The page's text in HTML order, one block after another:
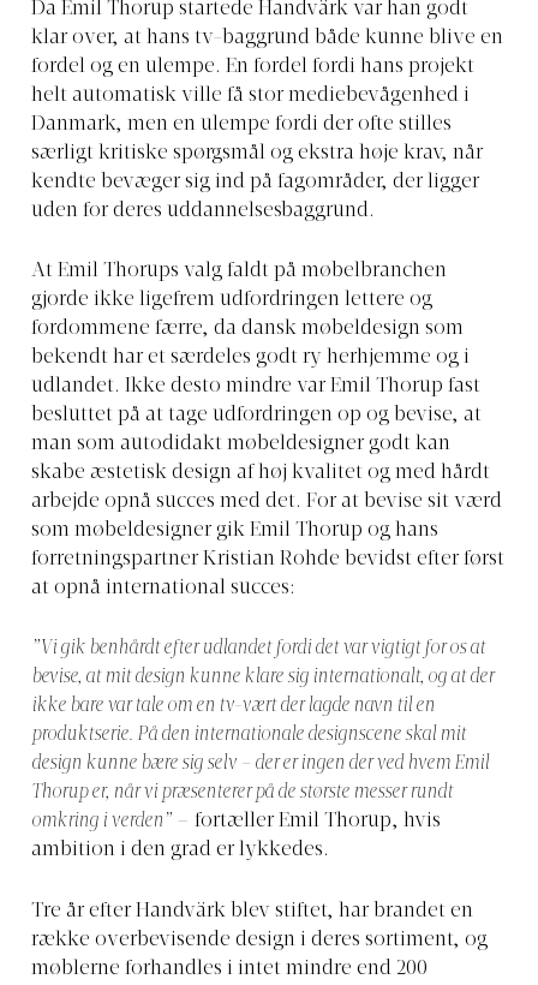
Da Emil Thorup startede Handvärk var han godt
klar over, at hans tv-baggrund både kunne blive en
fordel og en ulempe. En fordel fordi hans projekt
helt automatisk ville få stor mediebevågenhed i
Danmark, men en ulempe fordi der ofte stilles
særligt kritiske spørgsmål og ekstra høje krav, når
kendte bevæger sig ind på fagområder, der ligger
uden for deres uddannelsesbaggrund.
At Emil Thorups valg faldt på møbelbranchen
gjorde ikke ligefrem udfordringen lettere og
fordommene færre, da dansk møbeldesign som
bekendt har et særdeles godt ry herhjemme og i
udlandet. Ikke desto mindre var Emil Thorup fast
besluttet på at tage udfordringen op og bevise, at
man som autodidakt møbeldesigner godt kan
skabe æstetisk design af høj kvalitet og med hårdt
arbejde opnå succes med det. For at bevise sit værd
som møbeldesigner gik Emil Thorup og hans
forretningspartner Kristian Rohde bevidst efter først
at opnå international succes:
”Vi gik benhårdt efter udlandet fordi det var vigtigt for os at
bevise, at mit design kunne klare sig internationalt, og at der
ikke bare var tale om en tv-vært der lagde navn til en
produktserie. På den internationale designscene skal mit
design kunne bære sig selv – der er ingen der ved hvem Emil
Thorup er, når vi præsenterer på de største messer rundt
omkring i verden” – fortæller Emil Thorup, hvis
ambition i den grad er lykkedes.
Tre år efter Handvärk blev stiftet, har brandet en
række overbevisende design i deres sortiment, og
møblerne forhandles i intet mindre end 200